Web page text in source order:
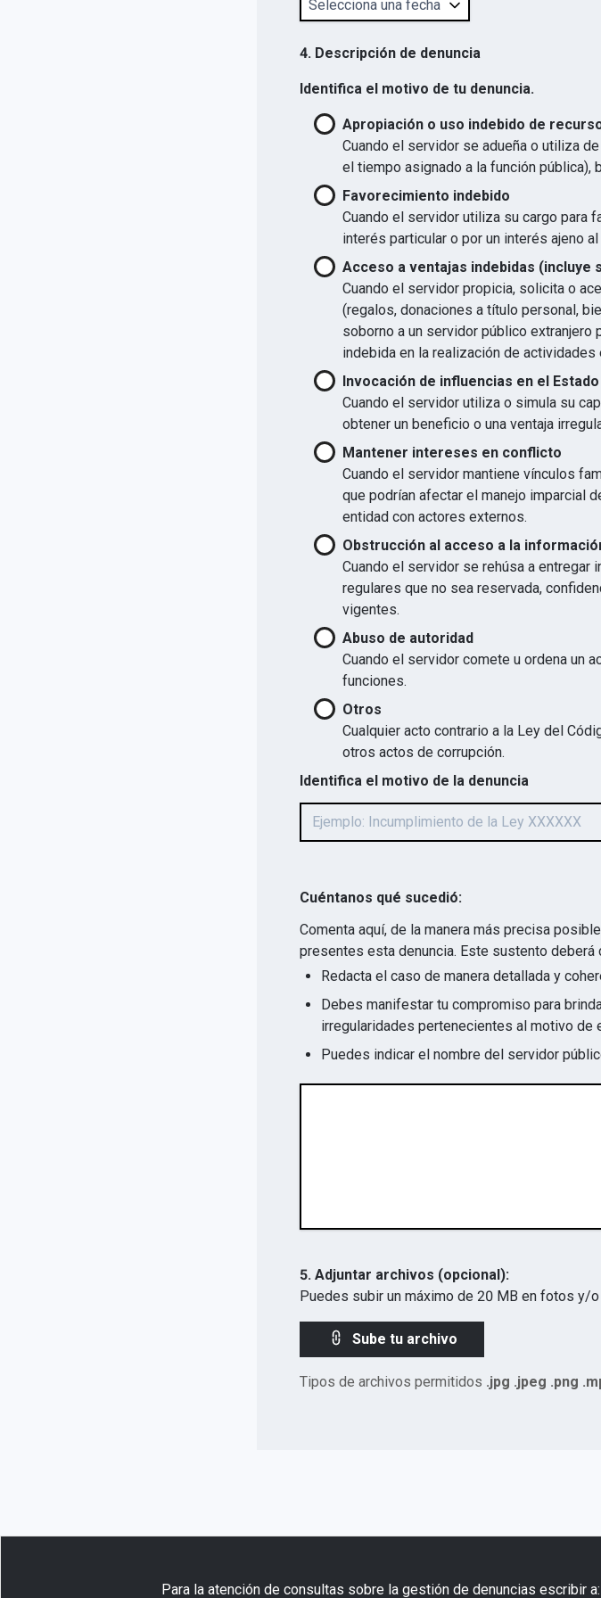
4. Descripción de denuncia
Identifica el motivo de tu denuncia.
Apropiación o uso indebido de
Cuando el servidor se adueña o utiliza
el tiempo asignado a la función pública),
Favorecimiento indebido
Cuando el servidor utiliza su cargo para
interés particular o por un interés ajeno
Acceso a ventajas indebidas (incluye
Cuando el servidor propicia, solicita o
(regalos, donaciones a título personal,
soborno a un servidor público extranjero
indebida en la realización de
Invocación de influencias en el Estado
Cuando el servidor utiliza o simula su
obtener un beneficio o una ventaja
Mantener intereses en conflicto
Cuando el servidor mantiene vínculos
que podrían afectar el manejo imparcial
entidad con actores externos.
Obstrucción al acceso a la
Cuando el servidor se rehúsa a
regulares que no sea reservada,
vigentes.
Abuso de autoridad
Cuando el servidor comete u ordena un
funciones.
Otros
Cualquier acto contrario a la Ley del
otros actos de corrupción.
Identifica el motivo de la denuncia
Cuéntanos qué sucedió:
Comenta aquí, de la manera más precisa
presentes esta denuncia. Este sustento
Redacta el caso de manera detallada y
Debes manifestar tu compromiso para
Puedes indicar el nombre del servidor
5. Adjuntar archivos (opcional):
Puedes subir un máximo de 20 MB en fotos y/
Sube tu archivo
Tipos de archivos permitidos .jpg .jpeg .png
Para la atención de consultas sobre la gestión de denuncias escribir a: